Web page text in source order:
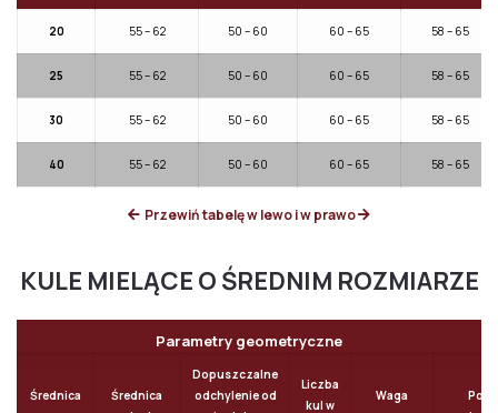
20 55 – 62 50 – 60 60 – 65 58 – 65
25 55 – 62 50 – 60 60 – 65 58 – 65
30 55 – 62 50 – 60 60 – 65 58 – 65
40 55 – 62 50 – 60 60 – 65 58 – 65
Przewiń tabelę w lewo i w prawo
KULE MIELĄCE O ŚREDNIM ROZMIARZE
Parametry geometryczne
Średnica
Średnica
Dopuszczalne
odchylenie od
Liczba
kul w
Waga
Pole